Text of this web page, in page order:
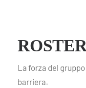
La forza del
barriera.